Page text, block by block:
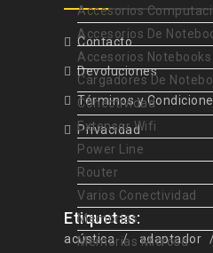
Accesorios
Accesorios De
Accesorios Notebooks
Cargadores De
Conectividad
Extensor Wifi
Power Line
Router
Varios Conectividad
Memorias
Memorias Microsd
Contacto
Devoluciones
Términos y
Privacidad
Etiquetas:
acústica adaptador